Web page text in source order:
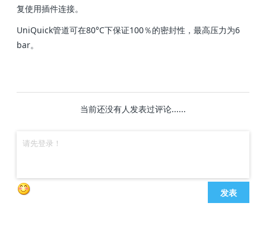
复使用插件连接。
UniQuick管道可在80°C下保证100％的密封性，最高压力为6
bar。
当前还没有人发表过评论......
发表